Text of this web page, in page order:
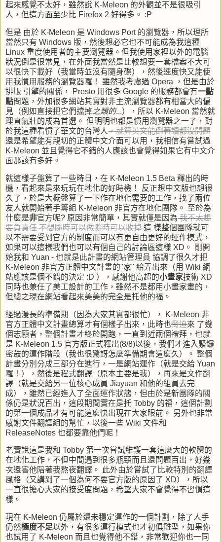
起來感覺不太好，雖然說 K-Meleon 的外觀並不是很吸引
人，但這方面至少比 Firefox 2 好得多。 :P
但是 由於 K-Meleon 是 Windows Port的瀏覽器，所以理所
當然只有 Windows 版，然後想必它也不可能成為我這種
Linux 重度使用者的主要瀏覽器。但我使用家裡以外的電腦
狀況倒是很常見，在外面我當然是比較想要一套檔案不大可
以很快下載好（我當時並沒有隨身碟），然後速度快又能使
用我慣用服務的瀏覽器囉！ 雖然我考慮過 Opera ，但是由於
排版 引擎的關係，
Presto 用很多 Google 的服務都會有一點
點問題，外加很多網站其實對非主流瀏覽器都有相當大的偏
見（例如直接把它們擋掉之類的...），所以 K-Meleon 當然就
理直氣壯的成為首選。 但明明也都是慣用瀏覽器之一了，對
於我這種看慣了華文的台灣人，就算英文能倒著讀都沒問題
還是希望能有親切的正體中文介面可以用，我相信有嘗試過
K-Meleon 並且覺得它不錯的人應該也會覺得如果它有中文介
面那該有多好。
就這樣子盤算了一些時日，在 K-Meleon 1.5 Beta 釋出的時
機，看起來是來玩玩在地化的好時機！ 反正想中文版也想很
久了，於是大概盤算了一下作在地化需要的工作，找了兩位
友人就開始著手籌組 K-Meleon 非官方在地化團隊。 至於為
什麼是非官方呢? 原因非常簡單，其實就僅是因為我不太想
要負責任不想隨時可以做隨時可以收掉這 樣整個團隊就可
以不需要受到官方的制度而可以有更自由更好的運作模式，
如果可以這樣我們也可以有個自己的討論區這樣 XD。 剛開
始我和 Yuan - 也就是此計畫的網站管理員 協調了很久才把
K-Meleon 非官方正體中文計畫的"家" 給弄出來（用 Wiki 網
站應該是個不錯的決定 :D ），感謝他高超的小畫家技術 XD
同時也兼任了美工設計的工作，雖然不是都用小畫家畫的，
但總之現在網站看起來美美的完全是托他的福。
經過漫長的準備期（因為大家其實都很忙）， K-Meleon 非
官方正體中文計畫總算才有個樣子出來，此時也脅迫來 了幾
個志願者，整個計畫才終於開跑，一直到近兩個禮拜，也就
是 K-Meleon 1.5 官方版正式釋出(8/8)以後，我們才進入緊鑼
密鼓的運作階段（我也很驚訝怎麼準備期會這麼久）。 整個
計畫分別分成三部分在進行，一是網站運作（就是交給 Yuan
囉！），然後是程式翻譯（原本主要是我），再來是文件翻
譯（就是交給另一位核心成員 Jiayuan 和他的組員去完
成），雖然已經進入了全面運作狀態，但由於是新團隊的關
係仍是狀況百出，這段期間實在是托 Tobby 的福，這個計劃
的第一個成品才有可能這麼快出現在大家眼前。 另外也非常
感謝文件翻譯組的幫忙，以後一些 Wiki 文件和
ReleaseNotes 也都要靠他們呢！
老實說這是我和 Tobby 第一次嘗試維護一套這麼大的軟體的
在地化工作，不但中間遇到很多瓶頸而且還問題百出，好幾
次還害他陪著我熬夜翻譯。 此外由於嘗試了比較特別的翻譯
風格（又講到了一個為何不要官方版的原因了 XD），所以
一直很擔心大家的接受度問題，希望大家不會覺得不習慣這
樣。
現在 K-Meleon 仍屬於還未穩定運作的一個計劃，除了人手
仍然極度不足以外，有很多運行模式也才初俱雛型，如果你
也試用了 K-Meleon 而且也覺得他不錯，非常歡迎你也一同